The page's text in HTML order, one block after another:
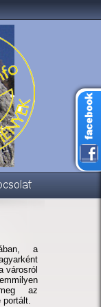
a
városról
az
portált.